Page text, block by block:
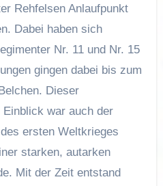
Rehfelsen Anlaufpunkt
Dabei haben sich
Nr. 11 und Nr. 15
gingen dabei bis zum
Dieser
Einblick war auch der
ersten Weltkrieges
starken, autarken
Mit der Zeit entstand